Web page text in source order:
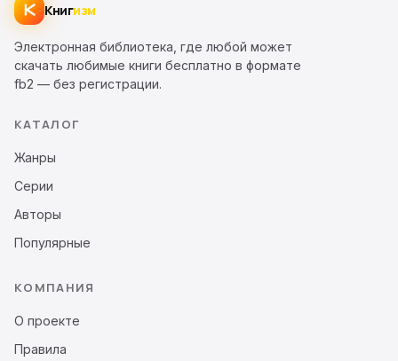
Книгизм
Электронная библиотека, где любой может
скачать любимые книги бесплатно в формате
fb2 — без регистрации.
КАТАЛОГ
Жанры
Серии
Авторы
Популярные
КОМПАНИЯ
О проекте
Правила